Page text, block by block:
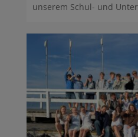
unserem Schul- und